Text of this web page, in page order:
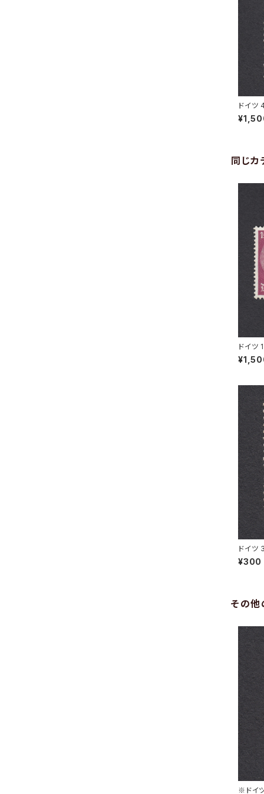
ドイ
ACH
同じカ
ドイ
ドイツ
N
¥300
その
※ドイ